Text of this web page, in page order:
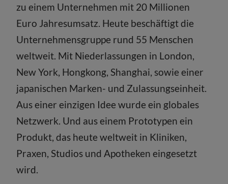
zu einem Unternehmen mit 20 Millionen
Euro Jahresumsatz. Heute beschäftigt die
Unternehmensgruppe rund 55 Menschen
weltweit. Mit Niederlassungen in London,
New York, Hongkong, Shanghai, sowie einer
japanischen Marken- und Zulassungseinheit.
Aus einer einzigen Idee wurde ein globales
Netzwerk. Und aus einem Prototypen ein
Produkt, das heute weltweit in Kliniken,
Praxen, Studios und Apotheken eingesetzt
wird.